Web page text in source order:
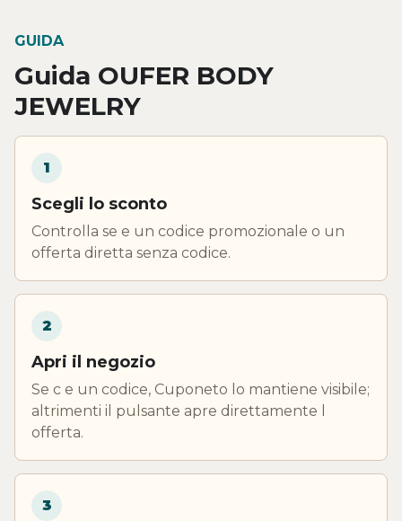
GUIDA
Guida OUFER BODY
JEWELRY
1
Scegli lo sconto
Controlla se e un codice promozionale o un
offerta diretta senza codice.
2
Apri il negozio
Se c e un codice, Cuponeto lo mantiene visibile;
altrimenti il pulsante apre direttamente l
offerta.
3